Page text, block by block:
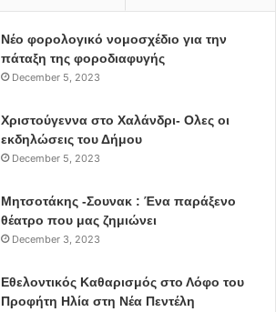
Νέο φορολογικό νομοσχέδιο για την
πάταξη της φοροδιαφυγής
December 5, 2023
Χριστούγεννα στο Χαλάνδρι- Ολες οι
εκδηλώσεις του Δήμου
December 5, 2023
Μητσοτάκης -Σουνακ : Ένα παράξενο
θέατρο που μας ζημιώνει
December 3, 2023
Εθελοντικός Καθαρισμός στο Λόφο του
Προφήτη Ηλία στη Νέα Πεντέλη